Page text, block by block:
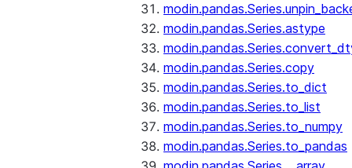
modin.pandas.Series.astype
modin.pandas.Series.copy
modin.pandas.Series.to_dict
modin.pandas.Series.to_list
modin.pandas.Series.to_numpy
modin.pandas.Series.to_pandas